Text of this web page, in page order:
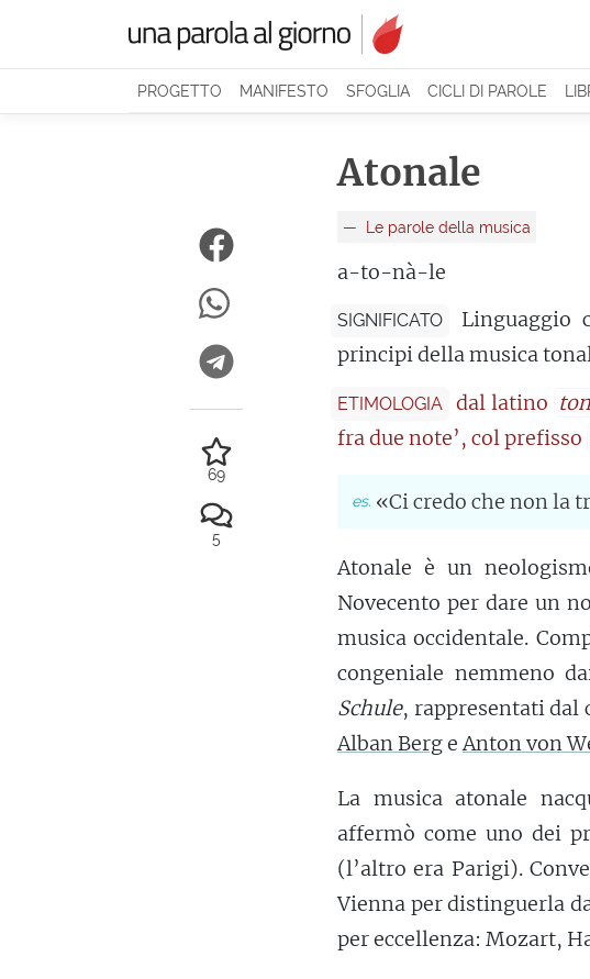
PROGETTO MANIFESTO SFOGLIA CICLI DI PAROLE
Atonale
Le parole della musica
a-to-nà-le
SIGNIFICATO
Linguaggio
principi della musica
ETIMOLOGIA dal latino
fra due note’, col prefisso
«Ci credo che non la
Atonale è un
Novecento per dare un
musica occidentale.
congeniale nemmeno
Schule, rappresentati dal
Alban BergeAnton von
La musica atonale
affermò come uno dei
(l’altro era Parigi).
Vienna per distinguerla
per eccellenza: Mozart,
69
5